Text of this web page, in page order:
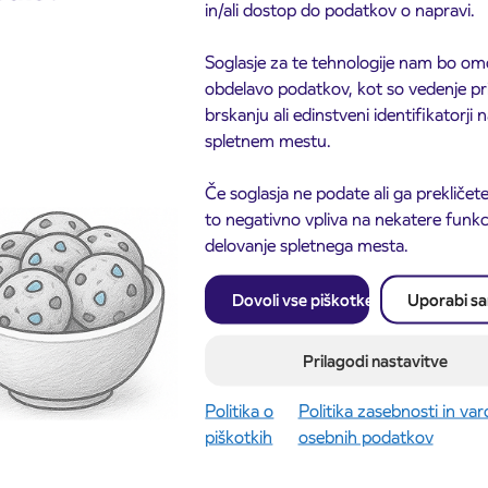
in/ali dostop do podatkov o napravi.
Soglasje za te tehnologije nam bo
obdelavo podatkov, kot so vedenje
brskanju ali edinstveni identifikatorji
spletnem mestu.
Če soglasja ne podate ali ga
to negativno vpliva na nekatere
delovanje spletnega mesta.
Dovoli vse piškotke Uporabi
Prilagodi nastavitve
Politika o
piškotkih
Politika zasebnosti in
osebnih podatkov
2026 dijaških
IJPP
za šolsko leto
se začne 21.
objavo
3. 8. 2026
Obvestilo o popolni
ceste ČEŠNJEVEK –
Kranj
Preberite objavo